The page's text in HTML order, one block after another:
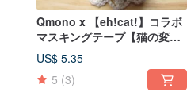
Qmono x 【eh!cat!】コラボ
マスキングテープ【猫の変装
（QMT-EH01）】ロールプレ
イ
US$ 5.35
5 (3)